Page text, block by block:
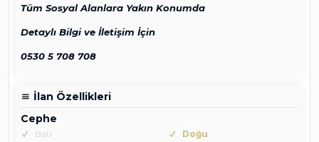
Tüm Sosyal Alanlara Yakın Konumda
Detaylı Bilgi ve İletişim İçin
0530 5 708 708
İlan Özellikleri
Cephe
Batı
Doğu